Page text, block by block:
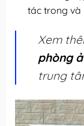
tác trong và
Xem
phòng
trung